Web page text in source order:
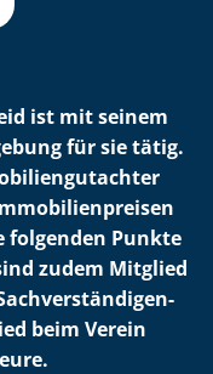
ist mit seinem
für sie tätig.
folgenden Punkte
zudem Mitglied
beim Verein